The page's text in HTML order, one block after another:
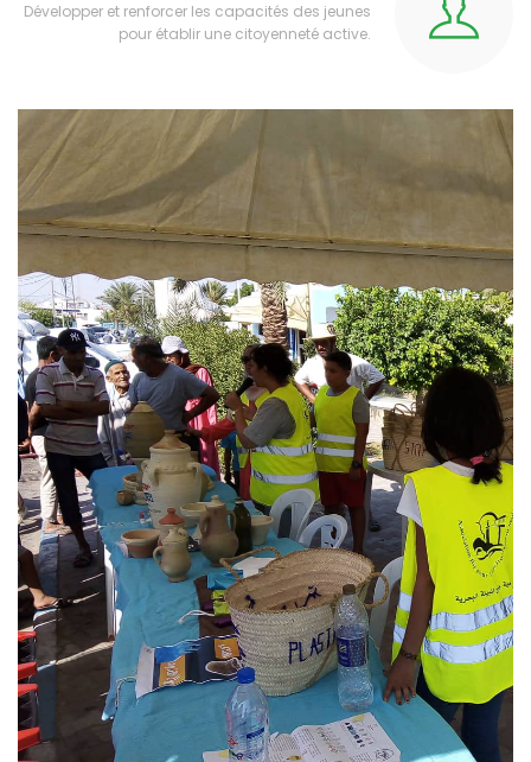
Développer et renforcer les capacités des jeunes
pour établir une citoyenneté active.